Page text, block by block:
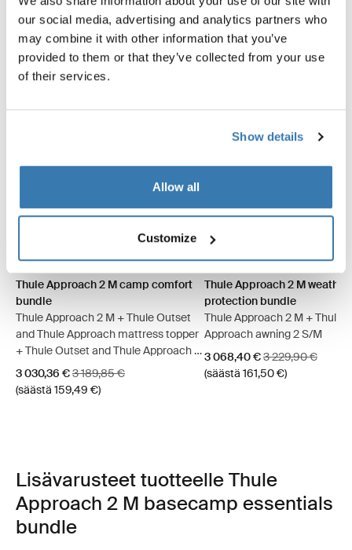
our social media, advertising and analytics partners who
may combine it with other information that you’ve
provided to them or that they’ve collected from your use
of their services.
Show details
Allow all
Customize
Thule Approach 2 M camp comfort bundle Ashland harmaa
Thule Approach 2 L camp comfort bundle Ashland harmaa
Thule Approach 2 M camp comfort bundle Tumma
Thule Approach 2 L camp comfort bundle Tumma
Thule Approach 2 M camp comfort
bundle
Thule Approach 2 M + Thule Outset
and Thule Approach mattress topper
+ Thule Outset and Thule Approach M
fitted sheet
Alennushinta
3 030,36 €Alkuperäinen hinta
3 189,85 €
(säästä 159,49 €)
Thule Approach 2 M
Thule Approach 2 M weather
protection bundle
Thule Approach 2 M + Thule
Approach awning 2 S/M
Alennushinta
3 068,40 €Alkuperäinen
3 229,90 €
(säästä 161,50 €)
Lisävarusteet tuotteelle Thule
Approach 2 M basecamp essentials
bundle